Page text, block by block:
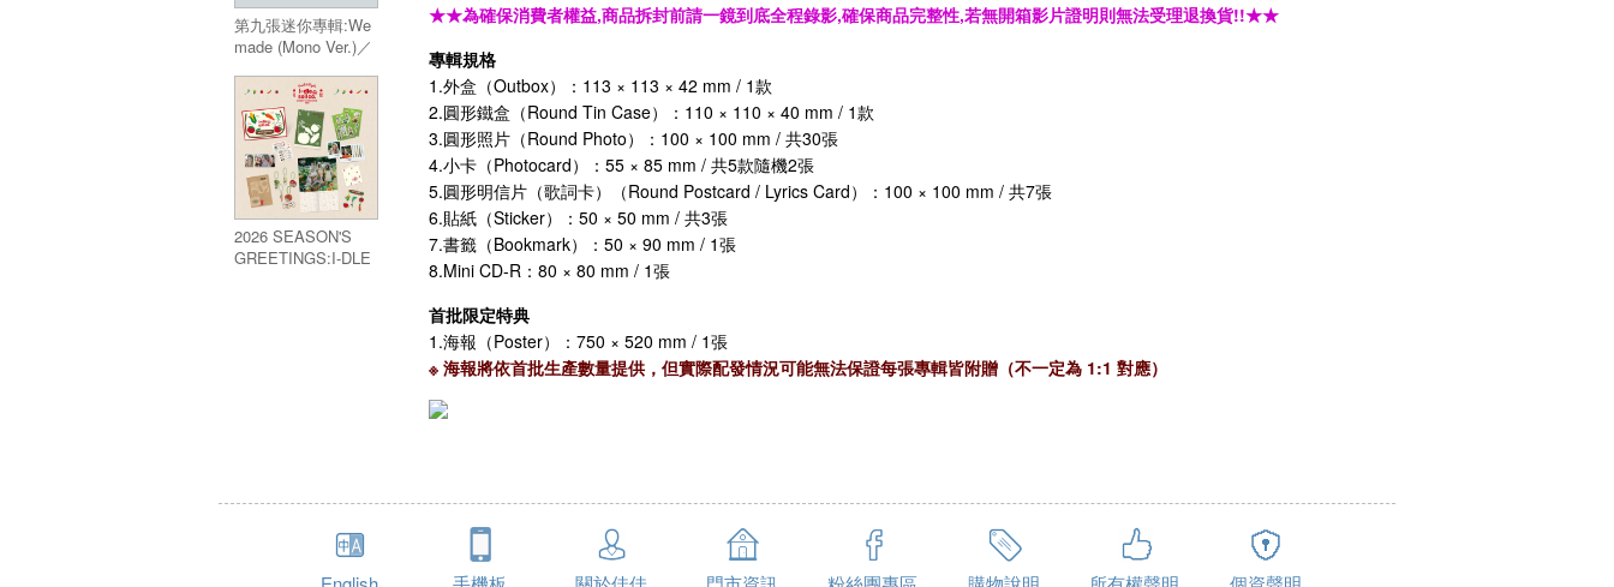
第九張迷你專輯:We
made (Mono Ver.)／
made (Mono Ver.)
2026 SEASON'S
GREETINGS:I-DLE
★★為確保消費者權益,商品拆封前請一鏡到底全程錄影,確保商品完整性,若無開箱影片證明則無法受理退換貨!!★★
專輯規格
1.外盒（Outbox）：113 × 113 × 42 mm / 1款
2.圓形鐵盒（Round Tin Case）：110 × 110 × 40 mm / 1款
3.圓形照片（Round Photo）：100 × 100 mm / 共30張
4.小卡（Photocard）：55 × 85 mm / 共5款隨機2張
5.圓形明信片（歌詞卡）（Round Postcard / Lyrics Card）：100 × 100 mm / 共7張
6.貼紙（Sticker）：50 × 50 mm / 共3張
7.書籤（Bookmark）：50 × 90 mm / 1張
8.Mini CD-R：80 × 80 mm / 1張
首批限定特典
1.海報（Poster）：750 × 520 mm / 1張
※ 海報將依首批生產數量提供，但實際配發情況可能無法保證每張專輯皆附贈（不一定為 1:1 對應）